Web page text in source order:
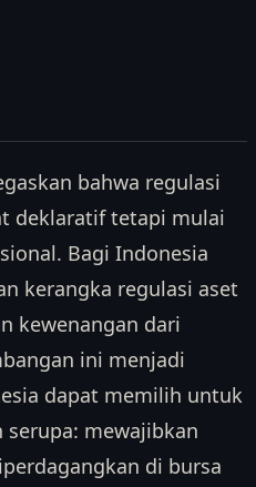
bahwa regulasi
deklaratif tetapi mulai
Bagi Indonesia
kerangka regulasi aset
kewenangan dari
ini menjadi
dapat memilih untuk
mewajibkan
di bursa